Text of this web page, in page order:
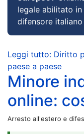
legale abilitato
difensore
Leggi tutto: Diritto
paese a paese
Minore
online:
Arresto all'estero e